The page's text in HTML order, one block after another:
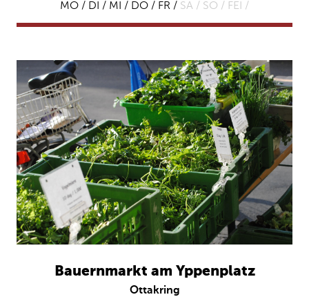
MO / DI / MI / DO / FR / SA / SO / FEI /
Bauernmarkt am Yppenplatz
Ottakring